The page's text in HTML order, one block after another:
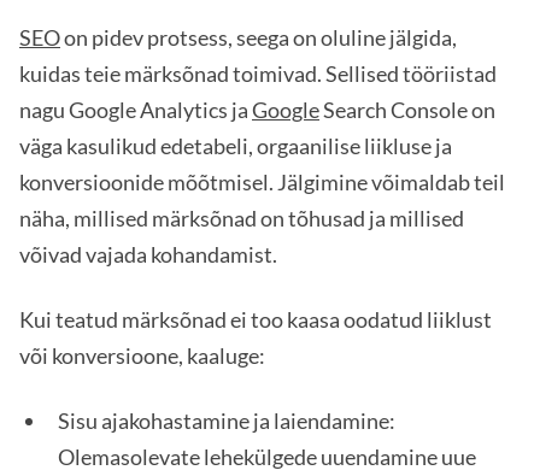
SEOon pidev protsess, seega on oluline jälgida,
kuidas teie märksõnad toimivad. Sellised tööriistad
nagu Google Analytics jaGoogleSearch Console on
väga kasulikud edetabeli, orgaanilise liikluse ja
konversioonide mõõtmisel. Jälgimine võimaldab teil
näha, millised märksõnad on tõhusad ja millised
võivad vajada kohandamist.
Kui teatud märksõnad ei too kaasa oodatud liiklust
või konversioone, kaaluge:
Sisu ajakohastamine ja laiendamine:
Olemasolevate lehekülgede uuendamine uue